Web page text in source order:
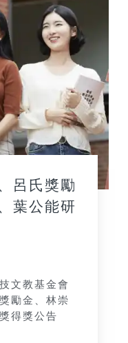
呂氏獎勵
葉公能研
文教基金會
勵金、林崇
得獎公告